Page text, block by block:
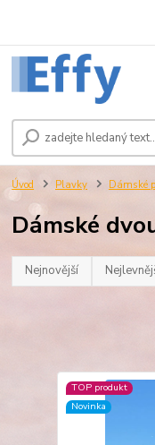
Úvod Plavky Dámské
Dámské
Nejnovější
TOP produkt
Novinka